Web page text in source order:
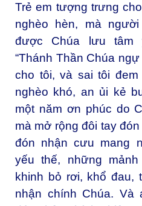
Trẻ em tượng trưng
nghèo hèn, mà
được Chúa lưu tâm
“Thánh Thần Chúa
cho tôi, và sai tôi
nghèo khó, an ủi kẻ
một năm ơn phúc do
mà mở rộng đôi tay
đón nhận cưu mang
yếu thế, những
khinh bỏ rơi, khổ đau,
nhận chính Chúa. Và